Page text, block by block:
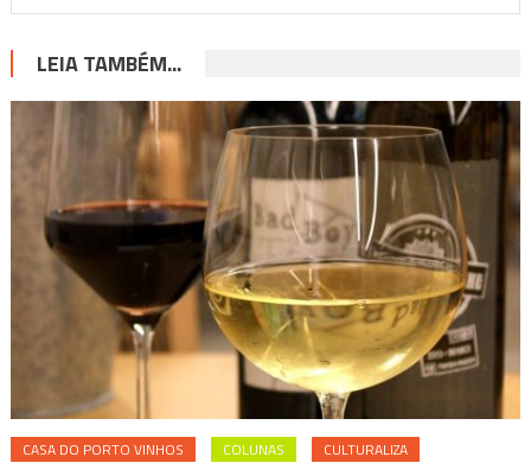
LEIA TAMBÉM...
CASA DO PORTO VINHOS COLUNAS CULTURALIZA